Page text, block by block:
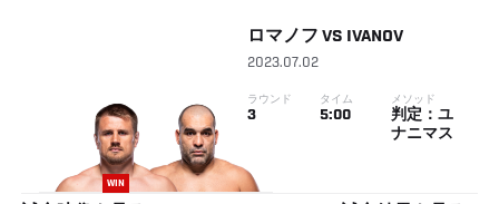
WIN
ロマノフ VS IVANOV
2023.07.02
ラウンド
3
タイム
5:00
メソッド
判定：ユ
ナニマス